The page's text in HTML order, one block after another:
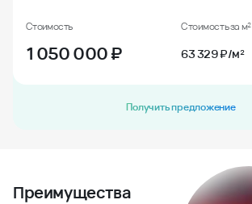
Стоимость
1 050 000₽
Стоимость за м²
63 329 ₽/м²
Получить предложение
Преимущества